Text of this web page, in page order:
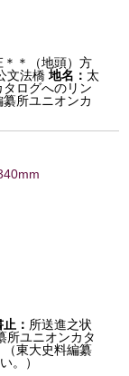
＊（地頭）方
文法橋 地名： 太
タログへのリン
纂所ユニオンカ
： 所送進之状
所ユニオンカタ
（東大史料編纂
。）